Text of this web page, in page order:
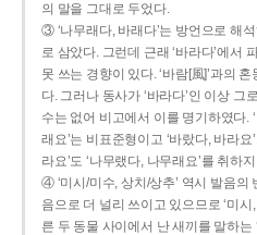
의 말을 그대로 두었다.
③ ‘나무래다, 바래다’는 방언으로 해
로 삼았다. 그런데 근래 ‘바라다’에서
못 쓰는 경향이 있다. ‘바람[風]’과의
다. 그러나 동사가 ‘바라다’인 이상 그
수는 없어 비고에서 이를 명기하였다.
래요’는 비표준형이고 ‘바랐다, 바라
라요’도 ‘나무랬다, 나무래요’를 취하
④ ‘미시/미수, 상치/상추’ 역시 발음의
음으로 더 널리 쓰이고 있으므로 ‘미
른 두 동물 사이에서 난 새끼를 말하는